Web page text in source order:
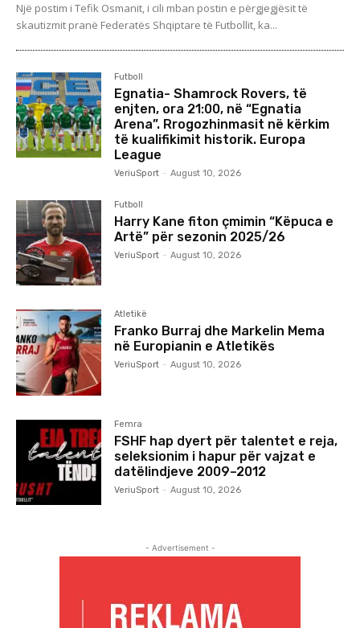
Një postim i Tefik Osmanit, i cili mban postin e përgjegjësit të
skautizmit pranë Federatës Shqiptare të Futbollit, ka...
Futboll
Egnatia- Shamrock Rovers, të
enjten, ora 21:00, në “Egnatia
Arena”. Rrogozhinmasit në kërkim
të kualifikimit historik. Europa
League
VeriuSport - August 10, 2026
Futboll
Harry Kane fiton çmimin “Këpuca e
Artë” për sezonin 2025/26
VeriuSport - August 10, 2026
Atletikë
Franko Burraj dhe Markelin Mema
në Europianin e Atletikës
VeriuSport - August 10, 2026
Femra
FSHF hap dyert për talentet e reja,
seleksionim i hapur për vajzat e
datëlindjeve 2009–2012
VeriuSport - August 10, 2026
- Advertisement -